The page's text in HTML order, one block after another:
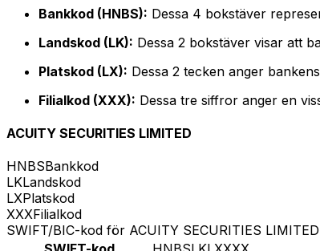
Bankkod (HNBS): Dessa 4 bokstäver
Landskod (LK): Dessa 2 bokstäver visar att
Platskod (LX): Dessa 2 tecken anger
Filialkod (XXX): Dessa tre siffror anger en
ACUITY SECURITIES LIMITED
HNBSBankkod
LKLandskod
LXPlatskod
XXXFilialkod
SWIFT/BIC-kod för ACUITY SECURITIES LIMITED